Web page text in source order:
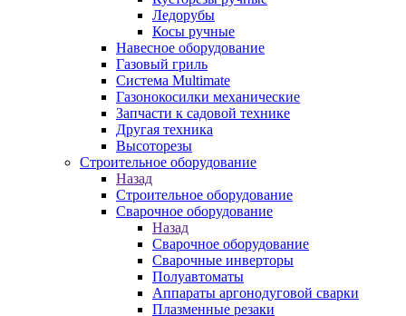
Ледорубы
Косы ручные
Навесное оборудование
Газовый гриль
Система Multimate
Газонокосилки механические
Запчасти к садовой технике
Другая техника
Высоторезы
Строительное оборудование
Назад
Строительное оборудование
Сварочное оборудование
Назад
Сварочное оборудование
Сварочные инверторы
Полуавтоматы
Аппараты аргонодуговой сварки
Плазменные резаки